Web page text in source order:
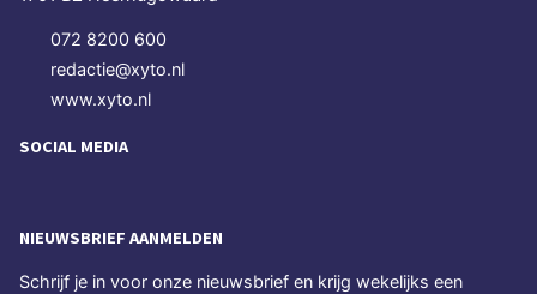
072 8200 600
redactie@xyto.nl
www.xyto.nl
SOCIAL MEDIA
NIEUWSBRIEF AANMELDEN
Schrijf je in voor onze nieuwsbrief en krijg wekelijks een